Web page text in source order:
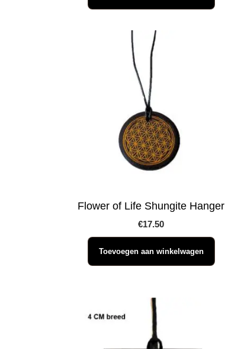
Flower of Life Shungite Hanger
€17.50
Toevoegen aan winkelwagen